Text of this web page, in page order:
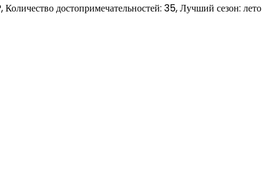
достопримечательностей: 35, Лучший сезон: лето